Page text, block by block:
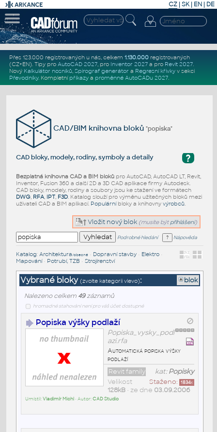
CZ | SK| EN | DE
Přes 123.000 registrovaných u nás, celkem 1.130.000registrovaných
(CZ+EN). Tipy pro AutoCAD 2027, pro Inventor 2027a pro Revit 2027.
Nový Kalkulátor nosníků, Spirograf generátor a Regresní křivkyv sekci
Převodníky. Kompletní příkazya proměnné AutoCADu 2027.
CAD/BIM knihovna bloků"popiska"
?
CAD bloky, modely, rodiny, symboly a detaily
Bezplatná knihovna CAD a BIM blokůpro AutoCAD, AutoCAD LT, Revit,
Inventor, Fusion 360 a další 2D a 3D CAD aplikace firmy Autodesk.
CAD bloky, modely, rodiny a soubory jsou ke stažení ve formátech
DWG, RFA, IPT, F3D. Katalog slouží pro výměnu užitečných bloků mezi
uživateli CAD a BIM aplikací. Populárníbloky a knihovny výrobců.
Vložit nový blok (musíte být přihlášeni)
Podrobné hledání Nápověda
Katalog: Architektura/obecné• Dopravní stavby• Elektro•
Mapování• Potrubí, TZB • Strojírenství
Vybrané bloky (zvolte kategorii vlevo): blok
Nalezeno celkem 49záznamů
hromadné stahování není pro váš účet dostupné
Popiska výšky podlaží
Popiska_vysky_podl
azi.rfa
Automatická popiska výšky
podlaží
kat:Popisky
Revit family
Staženo: 1834x
Velikost
128kB• ze dne 03.09.2006
Umístil:Vladimír Michl • Autor:CAD Studio